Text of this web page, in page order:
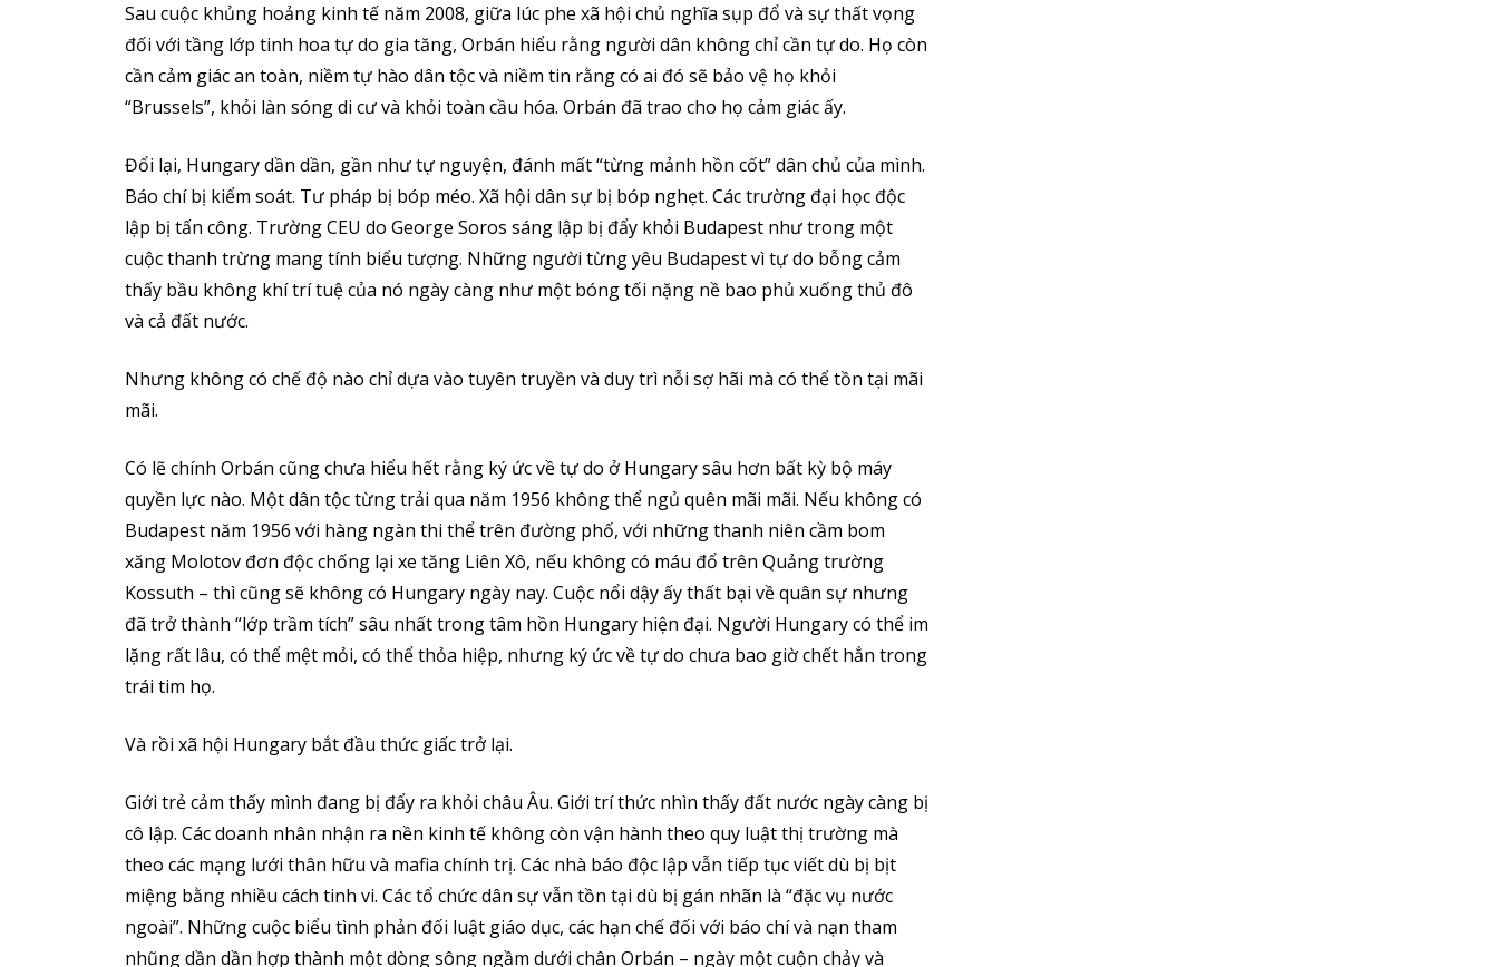
Sau cuộc khủng hoảng kinh tế năm 2008, giữa lúc phe xã hội chủ nghĩa sụp đổ và sự thất vọng
đối với tầng lớp tinh hoa tự do gia tăng, Orbán hiểu rằng người dân không chỉ cần tự do. Họ còn
cần cảm giác an toàn, niềm tự hào dân tộc và niềm tin rằng có ai đó sẽ bảo vệ họ khỏi
“Brussels”, khỏi làn sóng di cư và khỏi toàn cầu hóa. Orbán đã trao cho họ cảm giác ấy.
Đổi lại, Hungary dần dần, gần như tự nguyện, đánh mất “từng mảnh hồn cốt” dân chủ của mình.
Báo chí bị kiểm soát. Tư pháp bị bóp méo. Xã hội dân sự bị bóp nghẹt. Các trường đại học độc
lập bị tấn công. Trường CEU do George Soros sáng lập bị đẩy khỏi Budapest như trong một
cuộc thanh trừng mang tính biểu tượng. Những người từng yêu Budapest vì tự do bỗng cảm
thấy bầu không khí trí tuệ của nó ngày càng như một bóng tối nặng nề bao phủ xuống thủ đô
và cả đất nước.
Nhưng không có chế độ nào chỉ dựa vào tuyên truyền và duy trì nỗi sợ hãi mà có thể tồn tại mãi
mãi.
Có lẽ chính Orbán cũng chưa hiểu hết rằng ký ức về tự do ở Hungary sâu hơn bất kỳ bộ máy
quyền lực nào. Một dân tộc từng trải qua năm 1956 không thể ngủ quên mãi mãi. Nếu không có
Budapest năm 1956 với hàng ngàn thi thể trên đường phố, với những thanh niên cầm bom
xăng Molotov đơn độc chống lại xe tăng Liên Xô, nếu không có máu đổ trên Quảng trường
Kossuth – thì cũng sẽ không có Hungary ngày nay. Cuộc nổi dậy ấy thất bại về quân sự nhưng
đã trở thành “lớp trầm tích” sâu nhất trong tâm hồn Hungary hiện đại. Người Hungary có thể im
lặng rất lâu, có thể mệt mỏi, có thể thỏa hiệp, nhưng ký ức về tự do chưa bao giờ chết hẳn trong
trái tim họ.
Và rồi xã hội Hungary bắt đầu thức giấc trở lại.
Giới trẻ cảm thấy mình đang bị đẩy ra khỏi châu Âu. Giới trí thức nhìn thấy đất nước ngày càng bị
cô lập. Các doanh nhân nhận ra nền kinh tế không còn vận hành theo quy luật thị trường mà
theo các mạng lưới thân hữu và mafia chính trị. Các nhà báo độc lập vẫn tiếp tục viết dù bị bịt
miệng bằng nhiều cách tinh vi. Các tổ chức dân sự vẫn tồn tại dù bị gán nhãn là “đặc vụ nước
ngoài”. Những cuộc biểu tình phản đối luật giáo dục, các hạn chế đối với báo chí và nạn tham
nhũng dần dần hợp thành một dòng sông ngầm dưới chân Orbán – ngày một cuộn chảy và